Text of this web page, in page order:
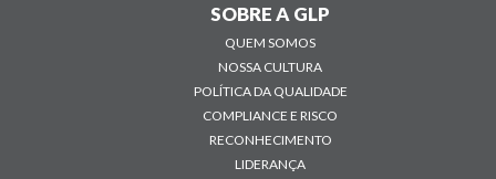
SOBRE A GLP
QUEM SOMOS
NOSSA CULTURA
POLÍTICA DA QUALIDADE
COMPLIANCE E RISCO
RECONHECIMENTO
LIDERANÇA